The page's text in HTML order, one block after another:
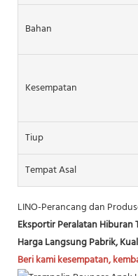
Bahan
Kesempatan
Tiup
Tempat Asal
LINO-Perancang dan
Eksportir Peralatan Hiburan
Harga Langsung Pabrik,
Beri kami kesempatan,